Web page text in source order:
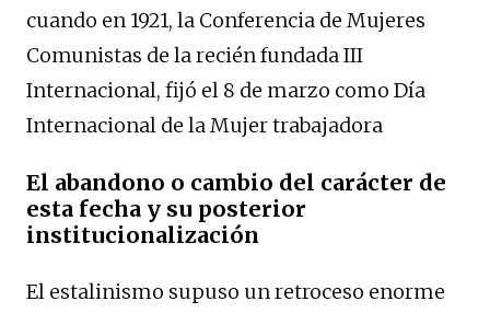
cuando en 1921, la Conferencia de Mujeres
Comunistas de la recién fundada III
Internacional, fijó el 8 de marzo como Día
Internacional de la Mujertrabajadora
El abandono o cambio del carácter de
esta fecha y su posterior
institucionalización
El estalinismo supuso un retroceso enorme